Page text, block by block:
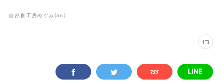
自然食工房めぐみ(55 )